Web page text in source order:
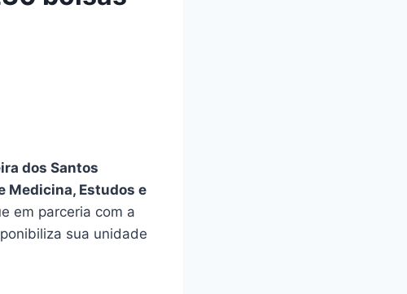
dos Santos
Medicina, Estudos e
em parceria com a
sua unidade